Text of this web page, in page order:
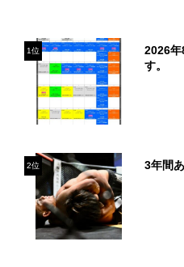
1位
2026年
す。
2位 3年間